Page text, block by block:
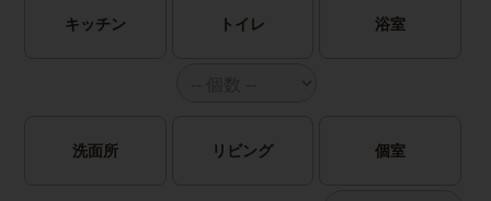
キッチン トイレ 浴室
洗面所 リビング 個室